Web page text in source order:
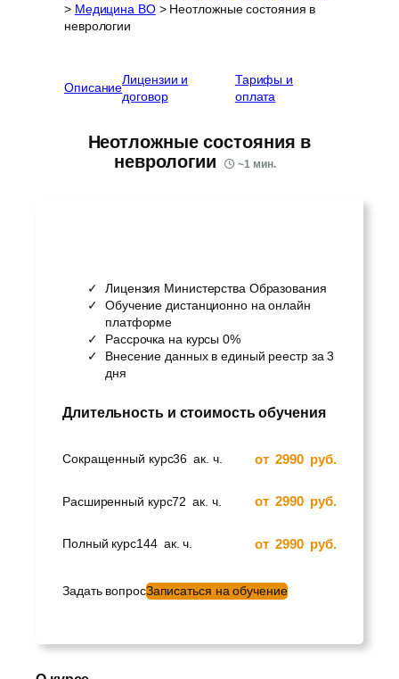
> Медицина ВО> Неотложные состояния в
неврологии
Описание
Лицензии и
договор
Тарифы и
оплата
Неотложные состояния в
неврологии
~1 мин.
Лицензия Министерства Образования
Обучение дистанционно на онлайн
платформе
Рассрочка на курсы 0%
Внесение данных в единый реестр за 3
дня
Длительность и стоимость обучения
Сокращенный курс36 ак. ч. от 2990 руб.
Расширенный курс72 ак. ч. от 2990 руб.
Полный курс144 ак. ч. от 2990 руб.
Задать вопросЗаписаться на обучение